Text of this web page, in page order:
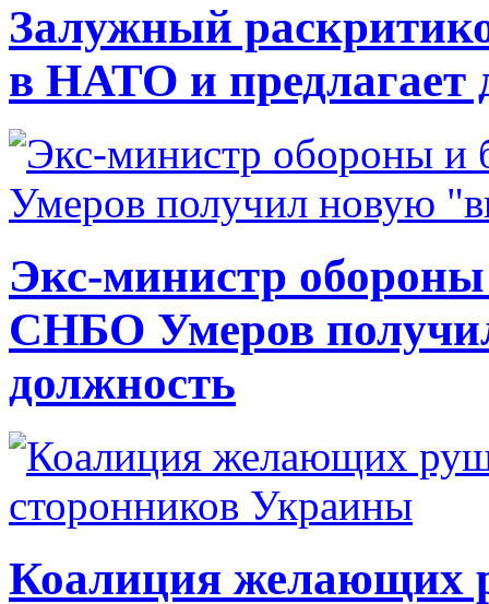
Залужный
в НАТО и предлагает
Экс-министр
СНБО Умеров
должность
Коалиция желающих